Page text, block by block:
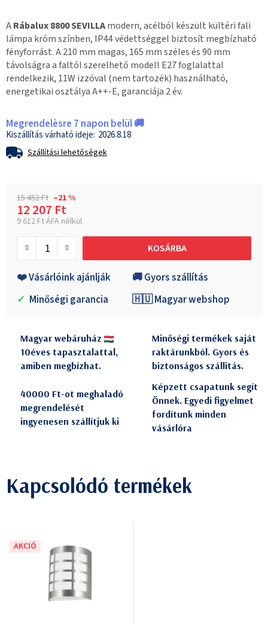
ARábalux 8800 SEVILLAmodern, acélból készült kültéri fali
lámpa króm színben, IP44 védettséggel biztosít megbízható
fényforrást. A 210 mm magas, 165 mm széles és 90 mm
távolságra a faltól szerelhető modell E27 foglalattal
rendelkezik, 11W izzóval (nem tartozék) használható,
energetikai osztálya A++-E, garanciája 2 év.
Megrendelèsre 7 napon belül 🚚
2026.8.18
Szállítási lehetőségek
15 452 Ft –21 %
12 207 Ft
9 612 Ft ÁFA nélkül
KOSÁRBA
❤️ Vásárlóink ajánlják
🚚 Gyors szállítás
✓ Minőségi garancia 🇭🇺 Magyar webshop
Magyar webáruház
10éves tapasztalattal,
amiben megbízhat.
Minőségi termékek saját
raktárunkból. Gyors és
biztonságos szállitás.
40000 Ft-ot meghaladó
megrendelését
ingyenesen szállítjuk ki
Képzett csapatunk segít
Önnek. Egyedi figyelmet
fordítunk minden
vásárlóra
Kapcsolódó termékek
AKCIÓ